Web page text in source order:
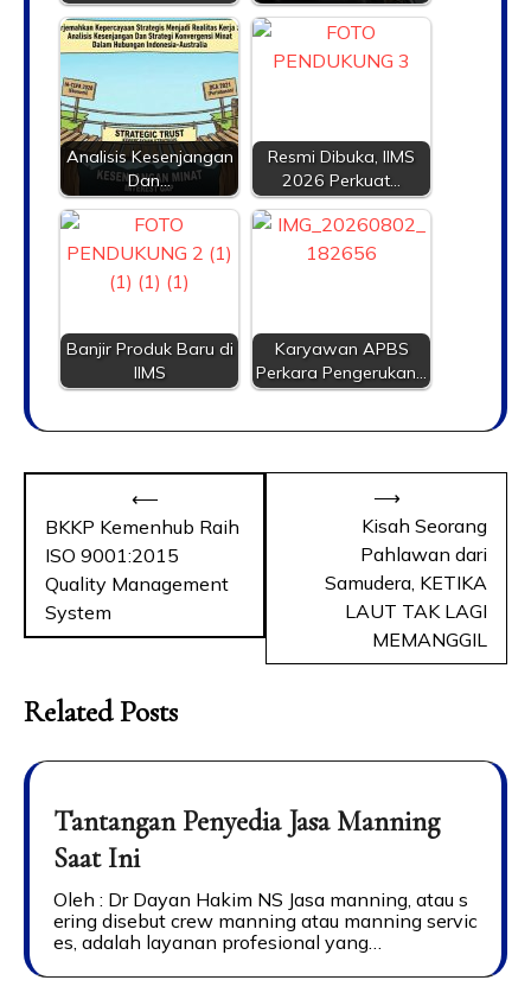
Analisis Kesenjangan
Dan…
Resmi Dibuka, IIMS
2026 Perkuat…
Banjir Produk Baru di
IIMS
Karyawan APBS
Perkara Pengerukan…
⟵
BKKP Kemenhub Raih
ISO 9001:2015
Quality Management
System
Kisah Seorang
Pahlawan dari
Samudera, KETIKA
LAUT TAK LAGI
MEMANGGIL
⟶
Related Posts
Tantangan Penyedia Jasa Manning
Saat Ini
Oleh : Dr Dayan Hakim NS Jasa manning, atau s
ering disebut crew manning atau manning servic
es, adalah layanan profesional yang…